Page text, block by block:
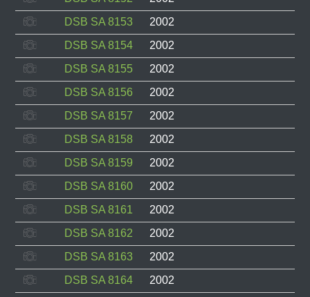
DSB SA 8153
2002
DSB SA 8154
2002
DSB SA 8155
2002
DSB SA 8156
2002
DSB SA 8157
2002
DSB SA 8158
2002
DSB SA 8159
2002
DSB SA 8160
2002
DSB SA 8161
2002
DSB SA 8162
2002
DSB SA 8163
2002
DSB SA 8164
2002